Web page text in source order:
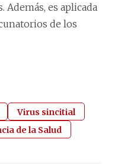
es aplicada
de los
Virus sincitial
de la Salud